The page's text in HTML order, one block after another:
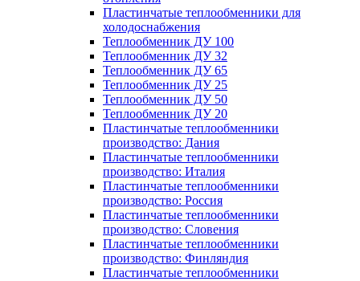
Пластинчатые теплообменники для
холодоснабжения
Теплообменник ДУ 100
Теплообменник ДУ 32
Теплообменник ДУ 65
Теплообменник ДУ 25
Теплообменник ДУ 50
Теплообменник ДУ 20
Пластинчатые теплообменники
производство: Дания
Пластинчатые теплообменники
производство: Италия
Пластинчатые теплообменники
производство: Россия
Пластинчатые теплообменники
производство: Словения
Пластинчатые теплообменники
производство: Финляндия
Пластинчатые теплообменники